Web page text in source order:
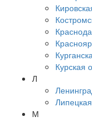
Курская
Л
М